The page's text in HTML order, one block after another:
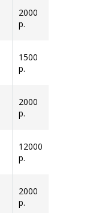
2000
р.
1500
р.
2000
р.
12000
р.
2000
р.